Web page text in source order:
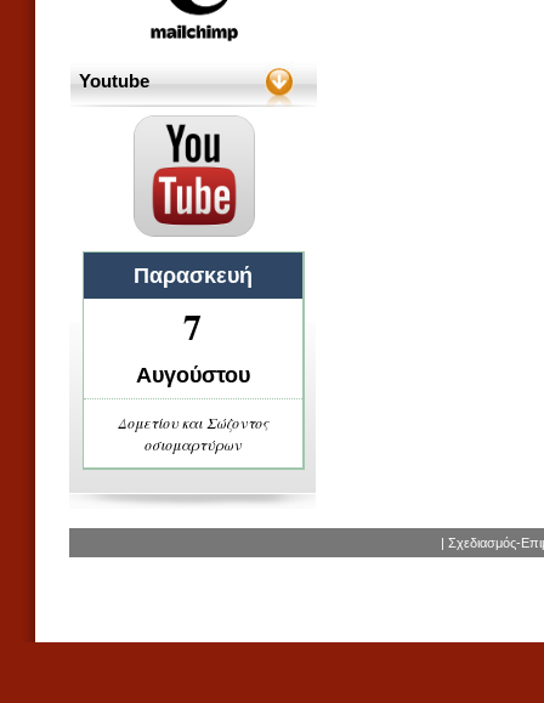
Youtube
Παρασκευή
7
Αυγούστου
Δομετίου και Σώζοντος
οσιομαρτύρων
| Σχεδιασμός-